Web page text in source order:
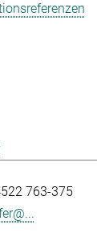
763-375